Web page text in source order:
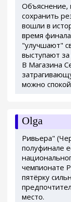
Объяснение,
сохранить
вошли в
время
"улучшают"
выступают
В Магазина
можно
Olga
Ривьера"
полуфинале
чемпионате
пятёрку
место.